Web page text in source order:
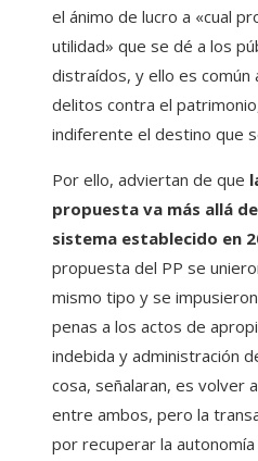
el ánimo de lucro a «cual
utilidad» que se dé a los
distraídos, y ello es común
delitos contra el
indiferente el destino que
Por ello, adviertan de que
propuesta va más allá
sistema establecido en
propuesta del PP se
mismo tipo y se
penas a los actos de
indebida y administración
cosa, señalaran, es volver
entre ambos, pero la
por recuperar la autonomía